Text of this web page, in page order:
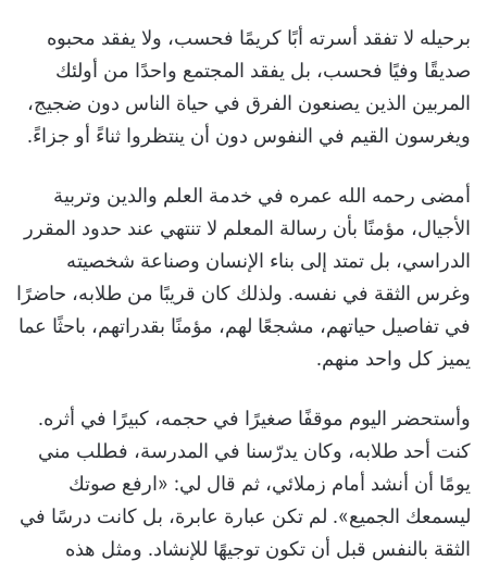
برحيله لا تفقد أسرته أبًا كريمًا فحسب، ولا يفقد محبوه
صديقًا وفيًا فحسب، بل يفقد المجتمع واحدًا من أولئك
المربين الذين يصنعون الفرق في حياة الناس دون ضجيج،
ويغرسون القيم في النفوس دون أن ينتظروا ثناءً أو جزاءً.
أمضى رحمه الله عمره في خدمة العلم والدين وتربية
الأجيال، مؤمنًا بأن رسالة المعلم لا تنتهي عند حدود المقرر
الدراسي، بل تمتد إلى بناء الإنسان وصناعة شخصيته
وغرس الثقة في نفسه. ولذلك كان قريبًا من طلابه، حاضرًا
في تفاصيل حياتهم، مشجعًا لهم، مؤمنًا بقدراتهم، باحثًا عما
يميز كل واحد منهم.
وأستحضر اليوم موقفًا صغيرًا في حجمه، كبيرًا في أثره.
كنت أحد طلابه، وكان يدرّسنا في المدرسة، فطلب مني
يومًا أن أنشد أمام زملائي، ثم قال لي: «ارفع صوتك
ليسمعك الجميع». لم تكن عبارة عابرة، بل كانت درسًا في
الثقة بالنفس قبل أن تكون توجيهًا للإنشاد. ومثل هذه